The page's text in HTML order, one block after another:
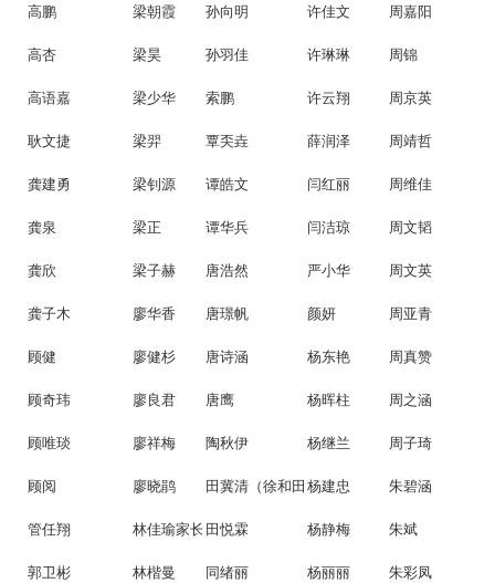
高鹏 梁朝霞 孙向明 许佳文 周嘉阳
高杏 梁昊 孙羽佳 许琳琳 周锦
高语嘉 梁少华 索鹏 许云翔 周京英
耿文捷 梁羿 覃奀垚 薛润泽 周靖哲
龚建勇 梁钊源 谭皓文 闫红丽 周维佳
龚泉 梁正 谭华兵 闫洁琼 周文韬
龚欣 梁子赫 唐浩然 严小华 周文英
龚子木 廖华香 唐璟帆 颜妍 周亚青
顾健 廖健杉 唐诗涵 杨东艳 周真赞
顾奇玮 廖良君 唐鹰 杨晖柱 周之涵
顾唯琰 廖祥梅 陶秋伊 杨继兰 周子琦
顾阅 廖晓鹃 田冀清（徐和田妈妈）
杨建忠 朱碧涵
管任翔 林佳瑜家长 田悦霖 杨静梅 朱斌
郭卫彬 林楷曼 同绪丽 杨丽丽 朱彩凤